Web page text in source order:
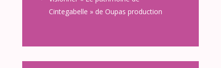
Cintegabelle » de Oupas production